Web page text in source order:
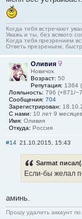
Когда тебя встречают
Уважь и ты, без всякого
Когда тебя презрением
Ответь презреньем,
Оливия
Новичок
Возраст: 50
Репутация: 1364
Лояльность: 796 (+871/
Сообщения: 704
Зарегистрирован:
С нами: 10 лет 9 месяцев
Имя: Оливия
Откуда: Россия
#14 21.10.2015, 15:43
Sarmat
Если-бы желал
аминь.
Прошу удалить аккаунт